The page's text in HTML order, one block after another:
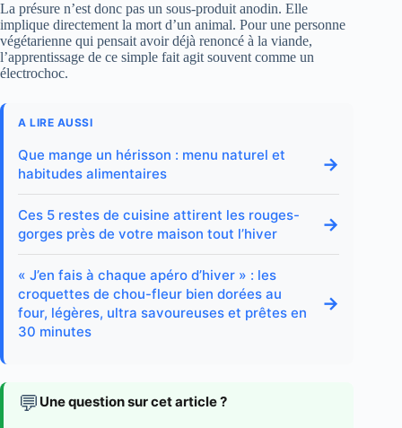
La présure n’est donc pas un sous-produit anodin. Elle
implique directement la mort d’un animal. Pour une personne
végétarienne qui pensait avoir déjà renoncé à la viande,
l’apprentissage de ce simple fait agit souvent comme un
électrochoc.
A LIRE AUSSI
Que mange un hérisson : menu naturel et
habitudes alimentaires
→
Ces 5 restes de cuisine attirent les rouges-
gorges près de votre maison tout l’hiver
→
« J’en fais à chaque apéro d’hiver » : les
croquettes de chou-fleur bien dorées au
four, légères, ultra savoureuses et prêtes en
30 minutes
→
💬 Une question sur cet article ?